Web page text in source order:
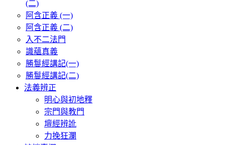
(二)
阿含正義 (一)
阿含正義 (二)
入不二法門
識蘊真義
勝鬘經講記(一)
勝鬘經講記(二)
法義辨正
明心與初地釋
宗門與教門
壇經辨訛
力挽狂瀾